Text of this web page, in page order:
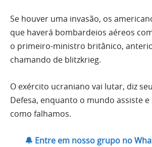
Se houver uma invasão, os
que haverá bombardeios aéreos
o primeiro-ministro britânico,
chamando de blitzkrieg.
O exército ucraniano vai lutar, diz
Defesa, enquanto o mundo assiste
como falhamos.
🔔 Entre em nosso grupo no